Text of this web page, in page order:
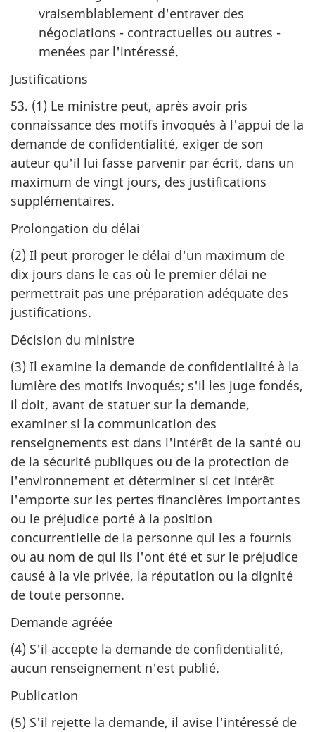
vraisemblablement d'entraver des
négociations - contractuelles ou autres -
menées par l'intéressé.
Justifications
53. (1) Le ministre peut, après avoir pris
connaissance des motifs invoqués à l'appui de la
demande de confidentialité, exiger de son
auteur qu'il lui fasse parvenir par écrit, dans un
maximum de vingt jours, des justifications
supplémentaires.
Prolongation du délai
(2) Il peut proroger le délai d'un maximum de
dix jours dans le cas où le premier délai ne
permettrait pas une préparation adéquate des
justifications.
Décision du ministre
(3) Il examine la demande de confidentialité à la
lumière des motifs invoqués; s'il les juge fondés,
il doit, avant de statuer sur la demande,
examiner si la communication des
renseignements est dans l'intérêt de la santé ou
de la sécurité publiques ou de la protection de
l'environnement et déterminer si cet intérêt
l'emporte sur les pertes financières importantes
ou le préjudice porté à la position
concurrentielle de la personne qui les a fournis
ou au nom de qui ils l'ont été et sur le préjudice
causé à la vie privée, la réputation ou la dignité
de toute personne.
Demande agréée
(4) S'il accepte la demande de confidentialité,
aucun renseignement n'est publié.
Publication
(5) S'il rejette la demande, il avise l'intéressé de